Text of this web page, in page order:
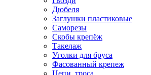
Дюбеля
Заглушки пластиковые
Саморезы
Скобы крепёж
Такелаж
Уголки для бруса
Фасованный крепеж
Цепи, троса